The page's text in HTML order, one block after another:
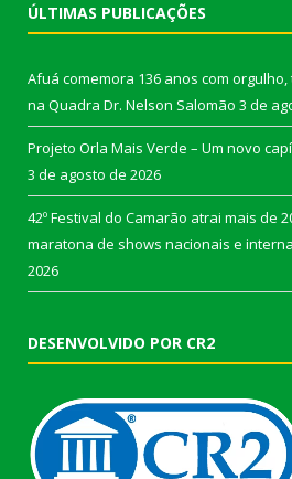
ÚLTIMAS PUBLICAÇÕES
Afuá comemora 136 anos com
na Quadra Dr. Nelson Salomão 3 de
Projeto Orla Mais Verde – Um novo
3 de agosto de 2026
42º Festival do Camarão atrai mais de
maratona de shows nacionais e
2026
DESENVOLVIDO POR CR2